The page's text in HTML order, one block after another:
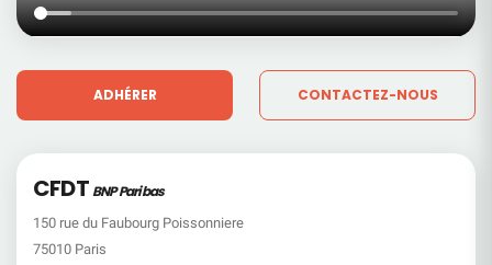
ADHÉRER CONTACTEZ-NOUS
CFDTBNP Paribas
150 rue du Faubourg Poissonniere
75010 Paris